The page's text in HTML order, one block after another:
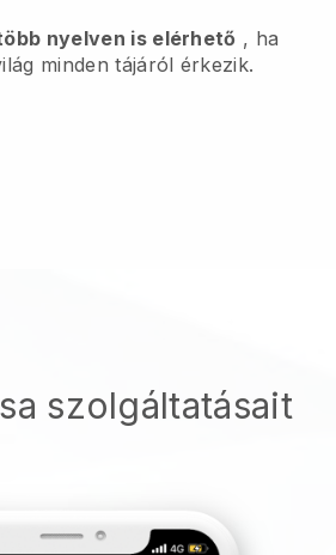
nyelven is elérhető , ha
minden tájáról érkezik.
szolgáltatásait